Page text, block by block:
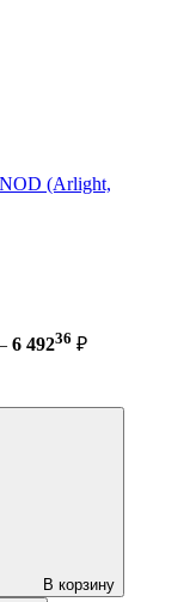
(Arlight,
6 49236 ₽
В корзину